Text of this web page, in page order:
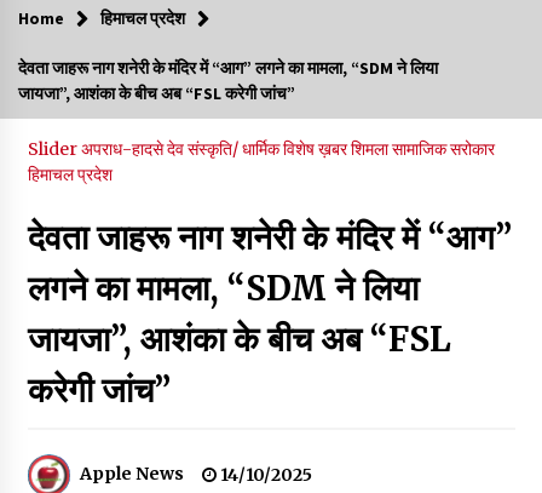
IGMC शिमला को मिलेगी स्पैक्ट, सेल सेपरेटर और 256-स्लाइस सीटी
स्कैन मशीन, स्वास्थ्य उपकरणों और आधारभूत अधोसंरचना के लिए जारी किए
83.85 करोड़- CM
09/08/2026
09/08/2026
रामपुर नगर परिषद के पिछले 5 वर्षों के कार्यों की होगी समीक्षा, अनियमितता मिली
तो होगी जांच : करण शर्मा
09/08/2026
29 मेगावाट पावर प्रोजेक्ट से प्रभावित गांवों को LADA फंड व रोजगार न
Home हिमाचल प्रदेश
देवता जाहरू नाग शनेरी के मंदिर में “आग” लगने का मामला, “SDM ने लिया
जायजा”, आशंका के बीच अब “FSL करेगी जांच”
Sliderअपराध-हादसेदेव संस्कृति/ धार्मिकविशेष ख़बरशिमलासामाजिक सरोकार
हिमाचल प्रदेश
देवता जाहरू नाग शनेरी के मंदिर में “आग”
लगने का मामला, “SDM ने लिया
जायजा”, आशंका के बीच अब “FSL
करेगी जांच”
Apple News 14/10/2025